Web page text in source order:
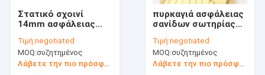
Στατικό σχοινί
14mm ασφάλειας
πτώσεων σχοινί
διάσωσης 8mm
Τιμή:negotiated
MOQ:συζητημένος
Λάβετε την πιο πρόσφατη τιμή
πυρκαγιά ασφάλειας
σανίδων σωτηρίας
σχοινί
καθυστερούντω για
τη διάσωση
Τιμή:negotiated
MOQ:συζητημένος